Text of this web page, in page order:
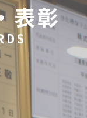
表彰